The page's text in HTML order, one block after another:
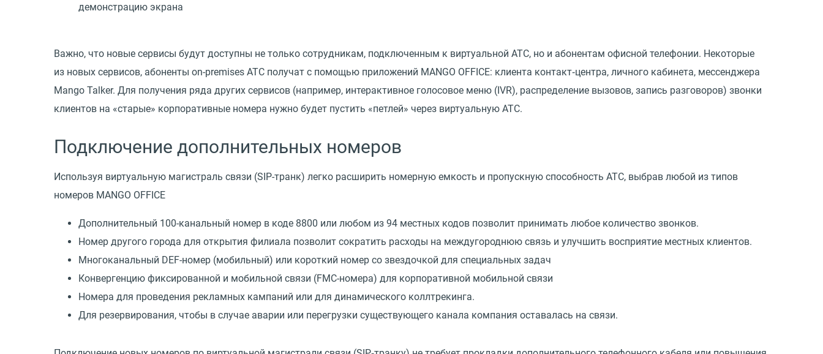
демонстрацию экрана
Важно, что новые сервисы будут доступны не только сотрудникам, подключенным к виртуальной АТС, но и абонентам офисной телефонии. Некоторые
из новых сервисов, абоненты on-premises АТС получат с помощью приложений MANGO OFFICE: клиента контакт‑центра, личного кабинета, мессенджера
Mango Talker. Для получения ряда других сервисов (например, интерактивное голосовое меню ( IVR), распределение вызовов, запись разговоров) звонки
клиентов на «старые» корпоративные номера нужно будет пустить «петлей» через виртуальную АТС.
Подключение дополнительных номеров
Используя виртуальную магистраль связи (SIP-транк) легко расширить номерную емкость и пропускную способность АТС, выбрав любой из типов
номеров MANGO OFFICE
Дополнительный 100-канальный номер в коде 8800 или любом из 94 местных кодов позволит принимать любое количество звонков.
Номер другого города для открытия филиала позволит сократить расходы на междугороднюю связь и улучшить восприятие местных клиентов.
Многоканальный DEF-номер (мобильный) или короткий номер со звездочкой для специальных задач
Конвергенцию фиксированной и мобильной связи (FMC-номера) для корпоративной мобильной связи
Номера для проведения рекламных кампаний или для динамического коллтрекинга.
Для резервирования, чтобы в случае аварии или перегрузки существующего канала компания оставалась на связи.